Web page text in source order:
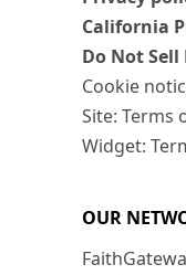
California
Do Not
Cookie
Site: Terms
Widget:
OUR